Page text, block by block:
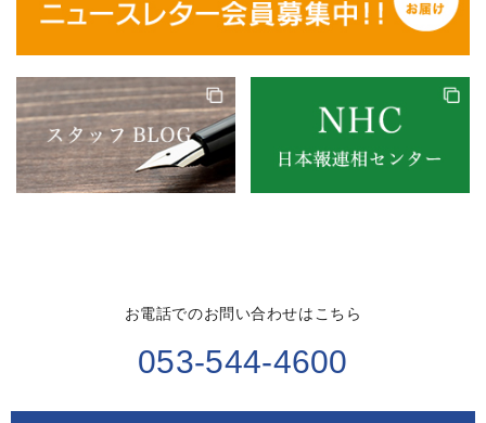
お電話でのお問い合わせはこちら
053-544-4600